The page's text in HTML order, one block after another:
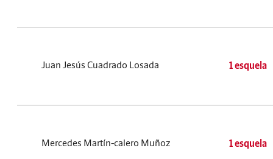
Juan Jesús Cuadrado Losada 1 esquela
Mercedes Martín-calero Muñoz 1 esquela